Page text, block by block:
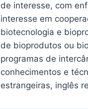
de interesse, com
interesse em
biotecnologia e
de bioprodutos ou
programas de
conhecimentos e
estrangeiras, inglês